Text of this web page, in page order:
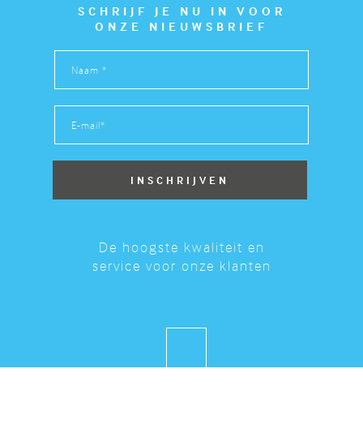
SCHRIJF JE NU IN VOOR
ONZE NIEUWSBRIEF
De hoogste kwaliteit en
service voor onze klanten